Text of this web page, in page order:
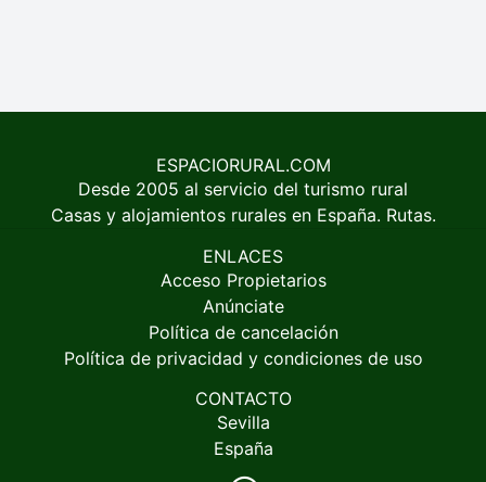
ESPACIORURAL.COM
Desde 2005 al servicio del turismo rural
Casas y alojamientos rurales en España. Rutas.
ENLACES
Acceso Propietarios
Anúnciate
Política de cancelación
Política de privacidad y condiciones de uso
CONTACTO
Sevilla
España